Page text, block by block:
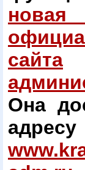
сайта
Она
адресу